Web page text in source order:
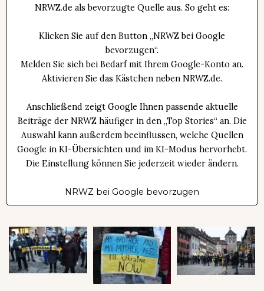
NRWZ.de als bevorzugte Quelle aus. So geht es:
Klicken Sie auf den Button „NRWZ bei Google
bevorzugen“.
Melden Sie sich bei Bedarf mit Ihrem Google-Konto an.
Aktivieren Sie das Kästchen neben NRWZ.de.
Anschließend zeigt Google Ihnen passende aktuelle
Beiträge der NRWZ häufiger in den „Top Stories“ an. Die
Auswahl kann außerdem beeinflussen, welche Quellen
Google in KI-Übersichten und im KI-Modus hervorhebt.
Die Einstellung können Sie jederzeit wieder ändern.
NRWZ bei Google bevorzugen